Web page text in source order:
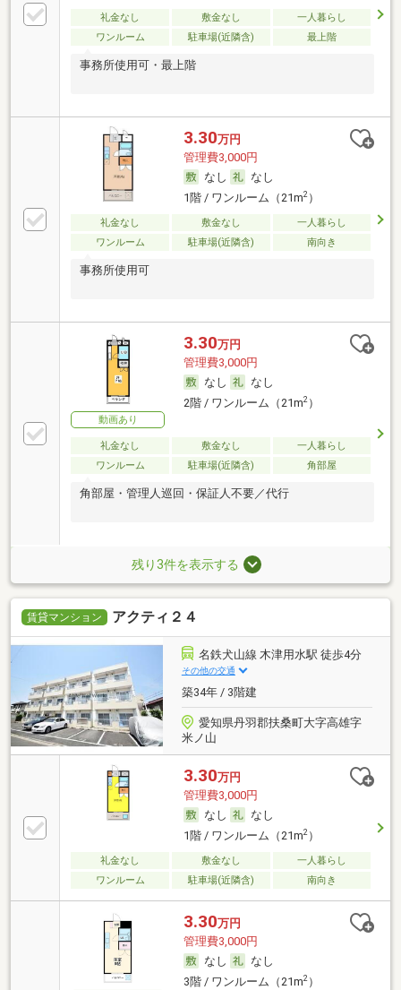
礼金なし 敷金なし
一人暮らし
ワンルーム
駐車場(近隣含) 最上階
事務所使用可・最上階
3.30万円
管理費3,000円
なし
なし
1階 / ワンルーム（21m2）
礼金なし 敷金なし
一人暮らし
ワンルーム
駐車場(近隣含) 南向き
事務所使用可
動画あり
3.30万円
管理費3,000円
なし
なし
2階 / ワンルーム（21m2）
礼金なし 敷金なし
一人暮らし
ワンルーム
駐車場(近隣含) 角部屋
角部屋・管理人巡回・保証人不要／代行
残り3件を表示する
賃貸マンション アクティ２４
名鉄犬山線 木津用水駅 徒歩4分
その他の交通
築34年 / 3階建
愛知県丹羽郡扶桑町大字高雄字
米ノ山
3.30万円
管理費3,000円
なし
なし
1階 / ワンルーム（21m2）
礼金なし 敷金なし
一人暮らし
ワンルーム
駐車場(近隣含) 南向き
3.30万円
管理費3,000円
なし
なし
3階 / ワンルーム（21m2）